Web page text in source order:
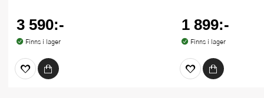
3 590:-
Finns i lager
1 899:-
Finns i lager